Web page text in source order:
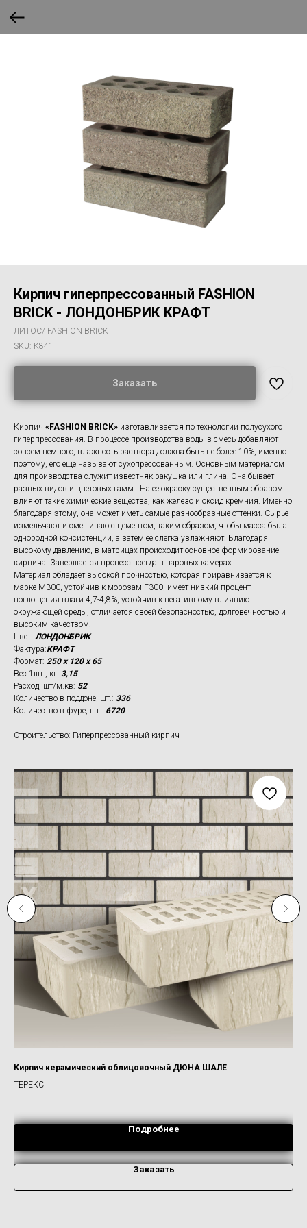
Кирпич гиперпрессованный FASHION
BRICK - ЛОНДОНБРИК КРАФТ
ЛИТОС/ FASHION BRICK
SKU: К841
Заказать
Кирпич «FASHION BRICK» изготавливается по технологии полусухого
гиперпрессования. В процессе производства воды в смесь добавляют
совсем немного, влажность раствора должна быть не более 10%, именно
поэтому, его еще называют сухопрессованным. Основным материалом
для производства служит известняк ракушка или глина. Она бывает
разных видов и цветовых гамм. На ее окраску существенным образом
влияют такие химические вещества, как железо и оксид кремния. Именно
благодаря этому, она может иметь самые разнообразные оттенки. Сырье
измельчают и смешиваю с цементом, таким образом, чтобы масса была
однородной консистенции, а затем ее слегка увлажняют. Благодаря
высокому давлению, в матрицах происходит основное формирование
кирпича. Завершается процесс всегда в паровых камерах.
Материал обладает высокой прочностью, которая приравнивается к
марке M300, устойчив к морозам F300, имеет низкий процент
поглощения влаги 4,7-4,8%, устойчив к негативному влиянию
окружающей среды, отличается своей безопасностью, долговечностью и
высоким качеством.
Цвет: ЛОНДОНБРИК
Фактура:КРАФТ
Формат: 250 х 120 х 65
Вес 1шт., кг: 3,15
Расход, шт/м.кв: 52
Количество в поддоне, шт.: 336
Количество в фуре, шт.: 6720
Строительство: Гиперпрессованный кирпич
Кирпич керамический облицовочный ДЮНА ШАЛЕ
ТЕРЕКС
Подробнее
Заказать